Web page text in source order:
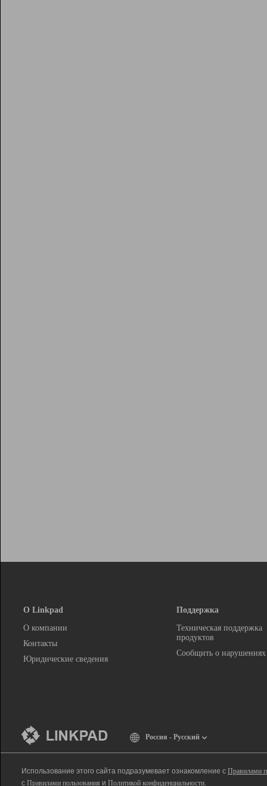
О Linkpad
О компании
Контакты
Юридические сведения
Поддержка
Техническая поддержка
продуктов
Сообщить о нарушениях
Россия - Русский
Использование этого сайта подразумевает ознакомление с Правилами
с Правилами пользования и Политикой конфиденциальности.